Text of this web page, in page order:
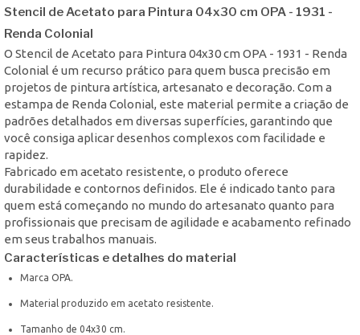
Stencil de Acetato para Pintura 04x30 cm OPA - 1931 -
Renda Colonial
O Stencil de Acetato para Pintura 04x30 cm OPA - 1931 - Renda
Colonial é um recurso prático para quem busca precisão em
projetos de pintura artística, artesanato e decoração. Com a
estampa de Renda Colonial, este material permite a criação de
padrões detalhados em diversas superfícies, garantindo que
você consiga aplicar desenhos complexos com facilidade e
rapidez.
Fabricado em acetato resistente, o produto oferece
durabilidade e contornos definidos. Ele é indicado tanto para
quem está começando no mundo do artesanato quanto para
profissionais que precisam de agilidade e acabamento refinado
em seus trabalhos manuais.
Características e detalhes do material
Marca OPA.
Material produzido em acetato resistente.
Tamanho de 04x30 cm.